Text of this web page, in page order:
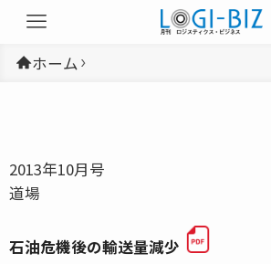
ホーム
2013年10月号
道場
石油危機後の輸送量減少